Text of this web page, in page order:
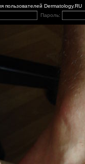
пользователей Dermatology.RU
Пароль: